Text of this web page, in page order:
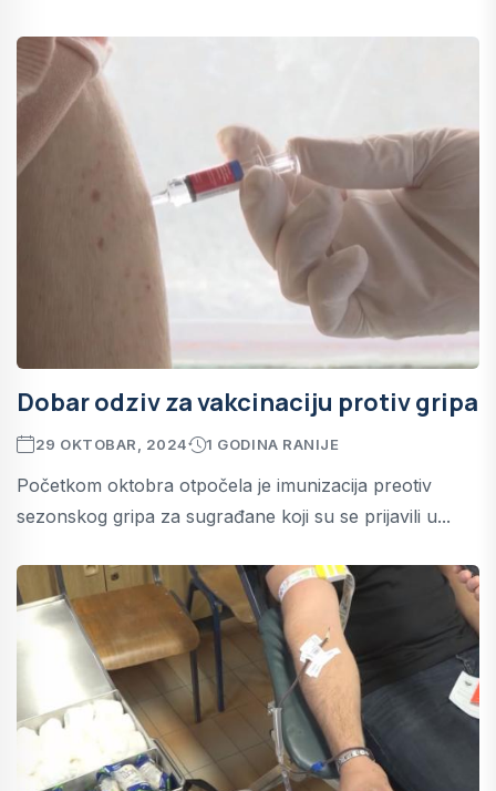
Dobar odziv za vakcinaciju protiv gripa
29 OKTOBAR, 2024 1 GODINA RANIJE
Početkom oktobra otpočela je imunizacija preotiv
sezonskog gripa za sugrađane koji su se prijavili u...